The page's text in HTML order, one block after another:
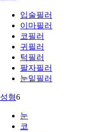
입술필러
이마필러
코필러
귀필러
턱필러
팔자필러
눈밑필러
성형6
눈
코